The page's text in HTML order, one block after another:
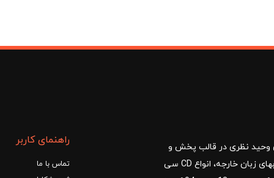
با مدیریت آقای وحید نظری در قالب پخش و
توزیع کتب درسی و کمک آموزشی، کتب دانشگاهی، کتابهای زبان خارجه، انواع CD سی
راهنمای کاربر
تماس با ما